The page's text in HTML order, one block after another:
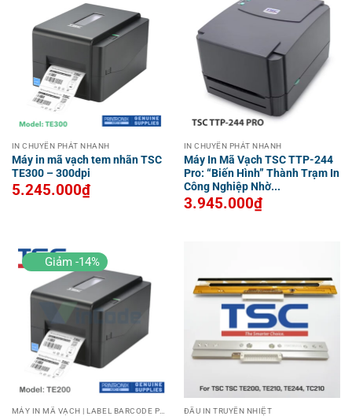
IN CHUYỂN PHÁT NHANH
Máy in mã vạch tem nhãn TSC
TE300 – 300dpi
5.245.000₫
IN CHUYỂN PHÁT NHANH
Máy In Mã Vạch TSC TTP-244
Pro: “Biến Hình” Thành Trạm In
Công Nghiệp Nhờ...
3.945.000₫
Giảm -14%
ĐẦU IN TRUYỀN NHIỆT